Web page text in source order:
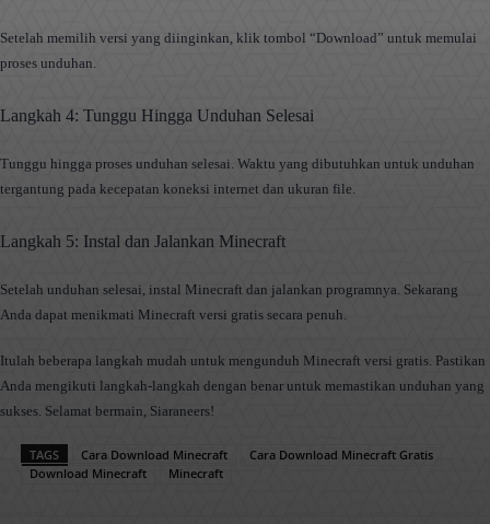
Setelah memilih versi yang diinginkan, klik tombol “Download” untuk memulai
proses unduhan.
Langkah 4: Tunggu Hingga Unduhan Selesai
Tunggu hingga proses unduhan selesai. Waktu yang dibutuhkan untuk unduhan
tergantung pada kecepatan koneksi internet dan ukuran file.
Langkah 5: Instal dan Jalankan Minecraft
Setelah unduhan selesai, instal Minecraft dan jalankan programnya. Sekarang
Anda dapat menikmati Minecraft versi gratis secara penuh.
Itulah beberapa langkah mudah untuk mengunduh Minecraft versi gratis. Pastikan
Anda mengikuti langkah-langkah dengan benar untuk memastikan unduhan yang
sukses. Selamat bermain, Siaraneers!
TAGS Cara Download Minecraft
Cara Download Minecraft Gratis
Download Minecraft
Minecraft